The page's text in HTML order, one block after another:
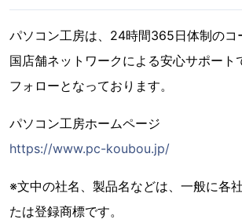
パソコン工房は、24時間365日体制のコ
国店舗ネットワークによる安心サポート
フォローとなっております。
パソコン工房ホームページ
https://www.pc-koubou.jp/
※文中の社名、製品名などは、一般に各
たは登録商標です。